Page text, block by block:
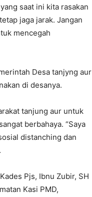
saat ini kita rasakan
jaga jarak. Jangan
mencegah
Desa tanjyng aur
di desanya.
tanjung aur untuk
berbahaya. “Saya
distanching dan
Pjs, Ibnu Zubir, SH
Kasi PMD,